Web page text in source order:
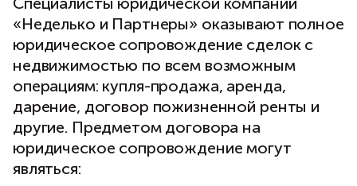
«Неделько и Партнеры» оказывают полное
юридическое сопровождение сделок с
недвижимостью по всем возможным
операциям: купля-продажа, аренда,
дарение, договор пожизненной ренты и
другие. Предметом договора на
юридическое сопровождение могут
являться: